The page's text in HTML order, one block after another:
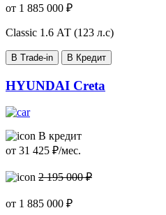
от 1 885 000 ₽
Classic 1.6 АТ (123 л.с)
В Trade-in В Кредит
HYUNDAI Creta
В кредит
от 31 425 ₽/мес.
2 195 000 ₽
от 1 885 000 ₽